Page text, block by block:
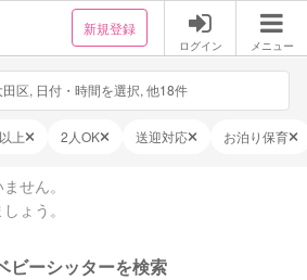
新規登録
ログイン メニュー
区, 日付・時間を選択, 他18件
上 2人OK 送迎対応 お泊り保育
せん。
ょう。
ビーシッターを検索